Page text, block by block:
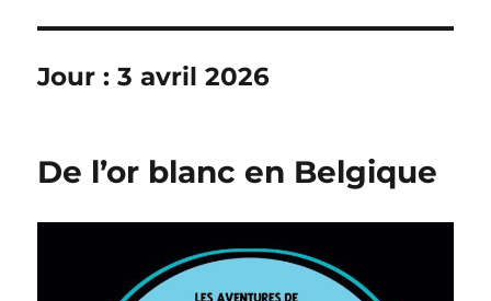
Jour :3 avril 2026
De l’or blanc en Belgique